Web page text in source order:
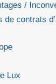
/
de contrats
Lux